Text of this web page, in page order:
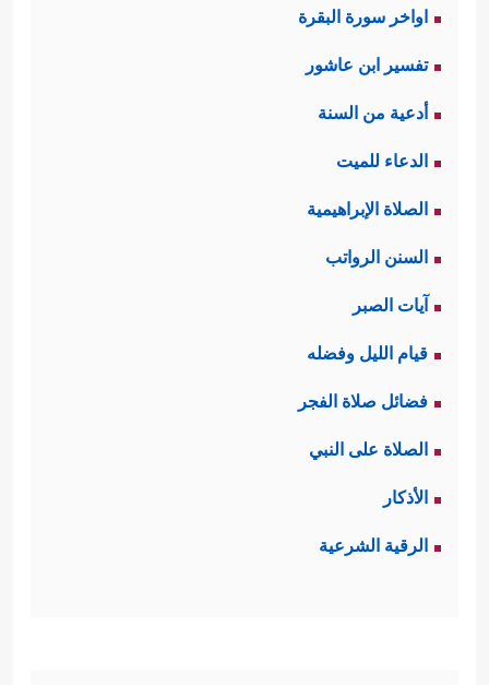
اواخر سورة البقرة
تفسير ابن عاشور
أدعية من السنة
الدعاء للميت
الصلاة الإبراهيمية
السنن الرواتب
آيات الصبر
قيام الليل وفضله
فضائل صلاة الفجر
الصلاة على النبي
الأذكار
الرقية الشرعية